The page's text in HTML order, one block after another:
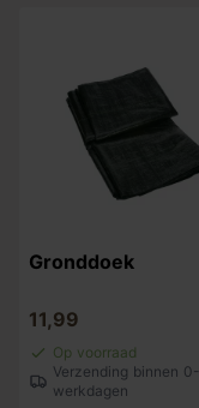
Gronddoek
11,99
Op voorraad
Verzending binnen
werkdagen